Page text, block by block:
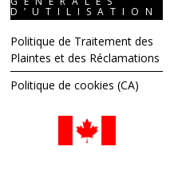
D’UTILISATION
Politique de Traitement des
Plaintes et des Réclamations
Politique de cookies (CA)